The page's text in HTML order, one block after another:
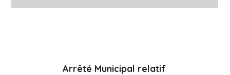
Arrêté Municipal relatif